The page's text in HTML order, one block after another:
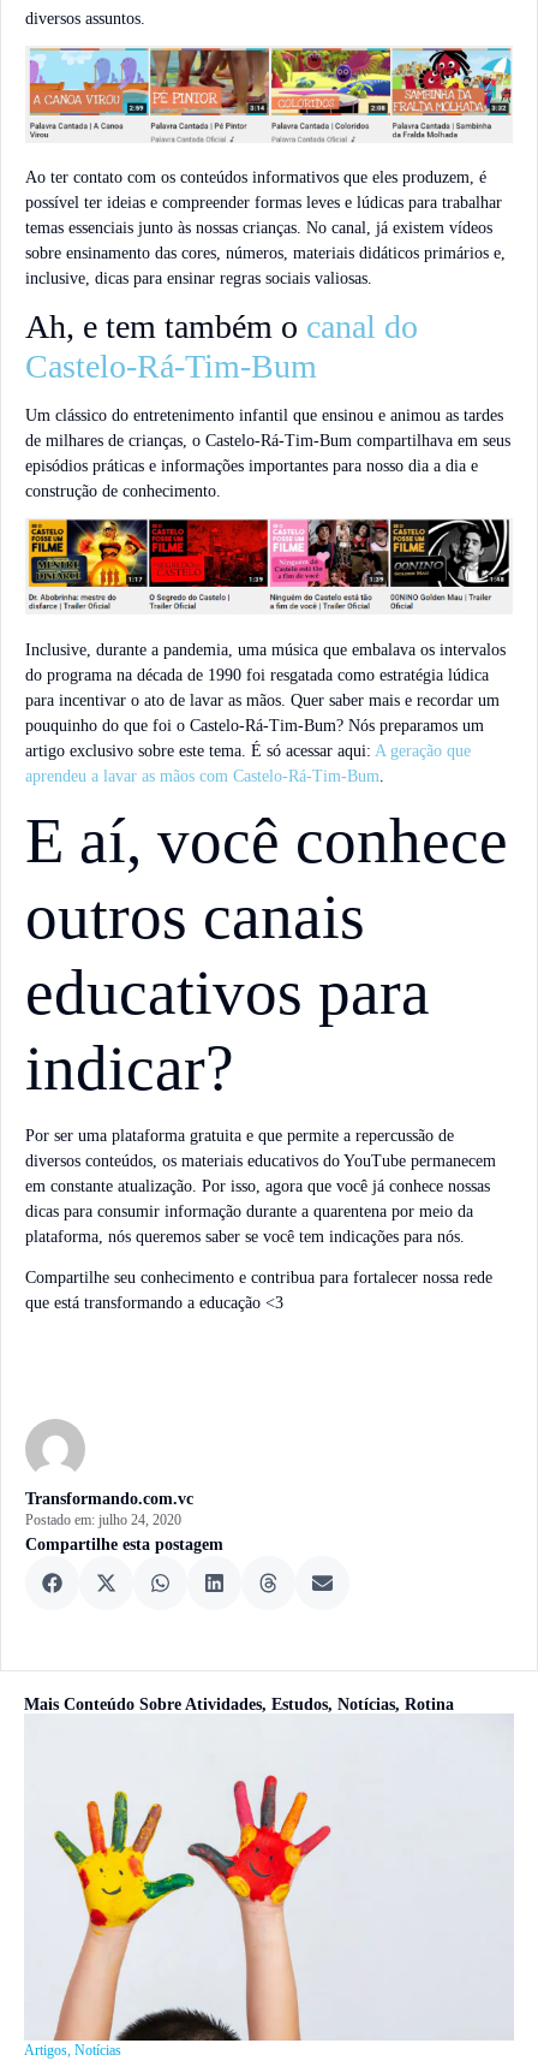
Transformando.com.vc
Postado em: julho 24, 2020
Compartilhe esta postagem
diversos assuntos.
Ao ter contato com os conteúdos informativos que eles produzem, é
possível ter ideias e compreender formas leves e lúdicas para trabalhar
temas essenciais junto às nossas crianças. No canal, já existem vídeos
sobre ensinamento das cores, números, materiais didáticos primários e,
inclusive, dicas para ensinar regras sociais valiosas.
Ah, e tem também o canal do
Castelo-Rá-Tim-Bum
Um clássico do entretenimento infantil que ensinou e animou as tardes
de milhares de crianças, o Castelo-Rá-Tim-Bum compartilhava em seus
episódios práticas e informações importantes para nosso dia a dia e
construção de conhecimento.
Inclusive, durante a pandemia, uma música que embalava os intervalos
do programa na década de 1990 foi resgatada como estratégia lúdica
para incentivar o ato de lavar as mãos. Quer saber mais e recordar um
pouquinho do que foi o Castelo-Rá-Tim-Bum? Nós preparamos um
artigo exclusivo sobre este tema. É só acessar aqui: A geração que
aprendeu a lavar as mãos com Castelo-Rá-Tim-Bum
E aí, você conhece
outros canais
educativos para
indicar?
Por ser uma plataforma gratuita e que permite a repercussão de
diversos conteúdos, os materiais educativos do YouTube permanecem
em constante atualização. Por isso, agora que você já conhece nossas
dicas para consumir informação durante a quarentena por meio da
plataforma, nós queremos saber se você tem indicações para nós.
Compartilhe seu conhecimento e contribua para fortalecer nossa rede
que está transformando a educação <3
Mais Conteúdo Sobre Atividades, Estudos, Notícias, Rotina
Artigos, Notícias